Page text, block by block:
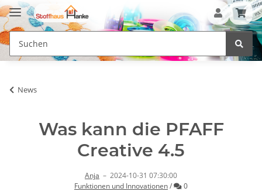
News
Was kann die PFAFF
Creative 4.5
Anja – 2024-10-31 07:30:00
Funktionen und Innovationen/ Kommentare
0